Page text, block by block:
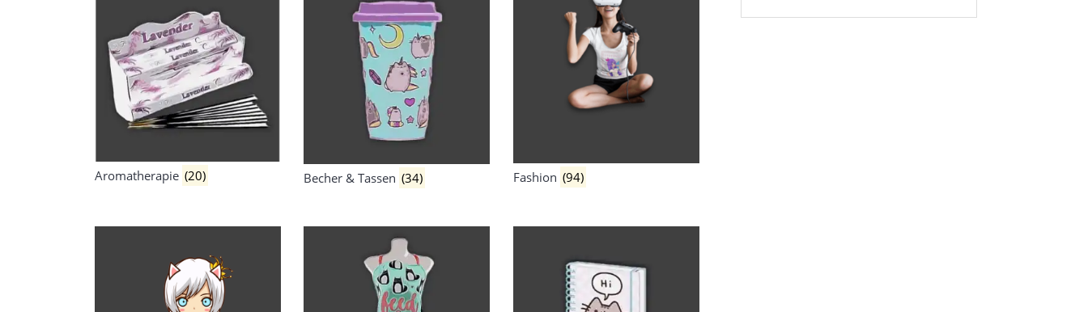
Aromatherapie (20) Becher & Tassen (34) Fashion (94)